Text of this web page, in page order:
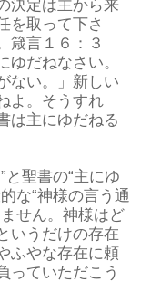
決定は主から来
を取って下さ
箴言１６：３
ゆだねなさい。
ない。」新しい
よ。そうすれ
は主にゆだねる
と聖書の“主にゆ
な“神様の言う通
せん。神様はど
いうだけの存在
ふやな存在に頼
っていただこう